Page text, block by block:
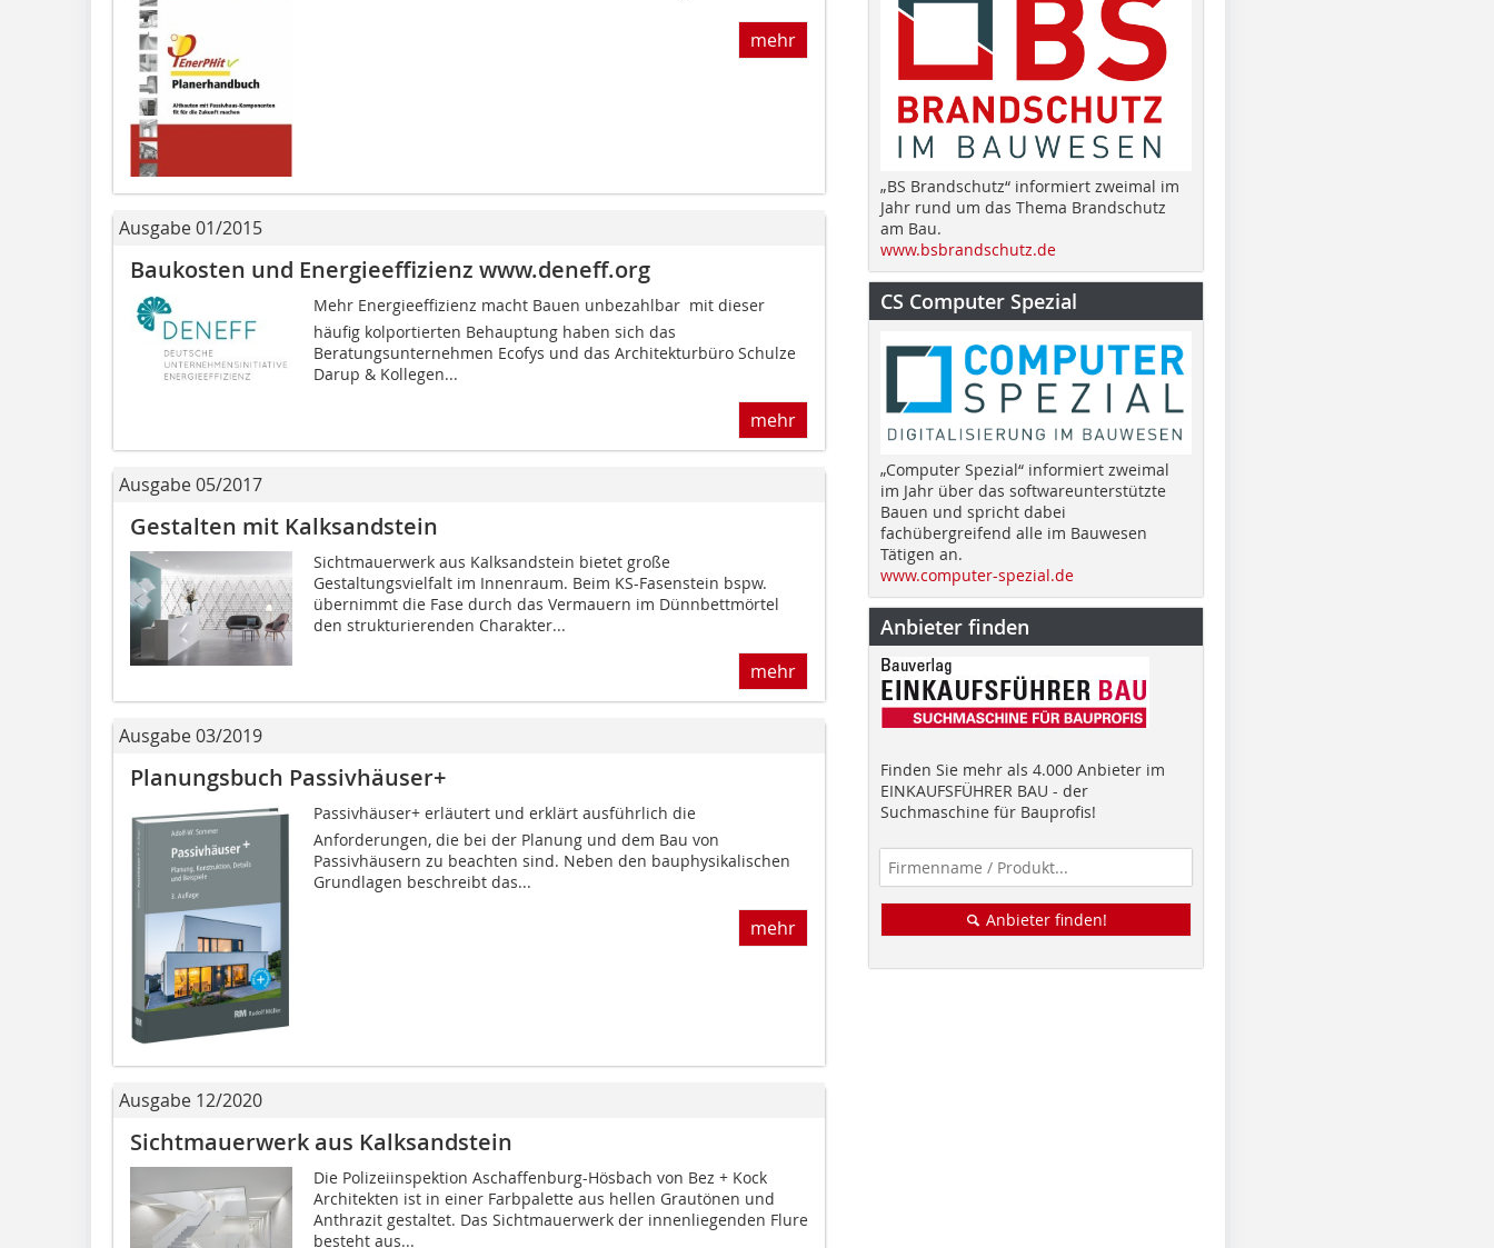
mehr
Ausgabe 01/2015
Baukosten und Energieeffizienz www.deneff.org
Mehr Energieeffizienz macht Bauen unbezahlbar  mit dieser
häufig kolportierten Behauptung haben sich das
Beratungsunterneh­men Ecofys und das Architekturbüro Schulze
Darup & Kollegen...
mehr
Ausgabe 05/2017
Gestalten mit Kalksandstein
Sichtmauerwerk aus Kalksandstein bietet große
Gestaltungsvielfalt im Innenraum. Beim KS-Fasenstein bspw.
übernimmt die Fase durch das Vermauern im Dünnbettmörtel
den strukturierenden Charakter...
mehr
Ausgabe 03/2019
Planungsbuch Passivhäuser+
Passivhäuser+ erläutert und erklärt ausführlich die
Anforderungen, die bei der Planung und dem Bau von
Passivhäusern zu beachten sind. Neben den bauphysikalischen
Grundlagen beschreibt das...
mehr
Ausgabe 12/2020
Sichtmauerwerk aus Kalksandstein
Die Polizeiinspektion Aschaffenburg-Hösbach von Bez + Kock
Architekten ist in einer Farbpalette aus hellen Grautönen und
Anthrazit gestaltet. Das Sichtmauerwerk der innenliegenden Flure
besteht aus...
„BS Brandschutz“ informiert zweimal im
Jahr rund um das Thema Brandschutz
am Bau.
www.bsbrandschutz.de
CS Computer Spezial
„Computer Spezial“ informiert zweimal
im Jahr über das softwareunterstützte
Bauen und spricht dabei
fachübergreifend alle im Bauwesen
Tätigen an.
www.computer-spezial.de
Anbieter finden
Finden Sie mehr als 4.000 Anbieter im
EINKAUFSFÜHRER BAU - der
Suchmaschine für Bauprofis!
Anbieter finden!